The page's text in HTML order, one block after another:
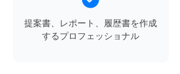
提案書、レポート、履歴書を作成
するプロフェッショナル